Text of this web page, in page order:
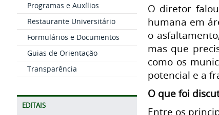
Programas e Auxílios
Restaurante Universitário
Formulários e Documentos
Guias de Orientação
Transparência
EDITAIS
O diretor
humana em
o
mas que
como os
potencial e a
O que foi
Entre os